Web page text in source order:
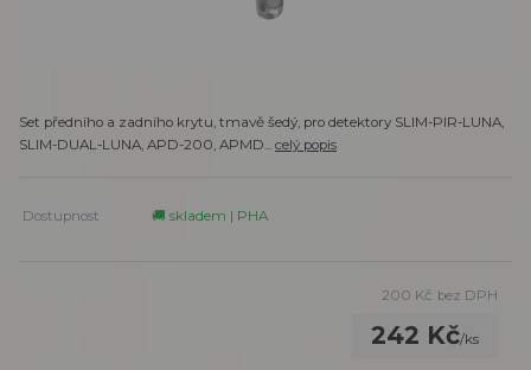
Set předního a zadního krytu, tmavě šedý, pro detektory SLIM-PIR-LUNA,
SLIM-DUAL-LUNA, APD-200, APMD... celý popis
Dostupnost 🚚 skladem | PHA
242 Kč/ks
200 Kč bez DPH